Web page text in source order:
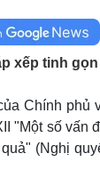
Ô tô - Xe
Tư vấn
xếp tinh
Chính phủ
"Một số vấn
(Nghị